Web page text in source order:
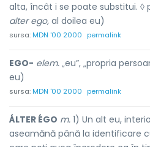
alta, încât i se poate substitui. ◊
alter ego, al doilea eu)
sursa:MDN '00 2000 permalink
EGO- elem. „eu”, „propria
eu)
sursa:MDN '00 2000 permalink
ÁLTER ÉGO m. 1) Un alt eu,
aseamănă până la identificare